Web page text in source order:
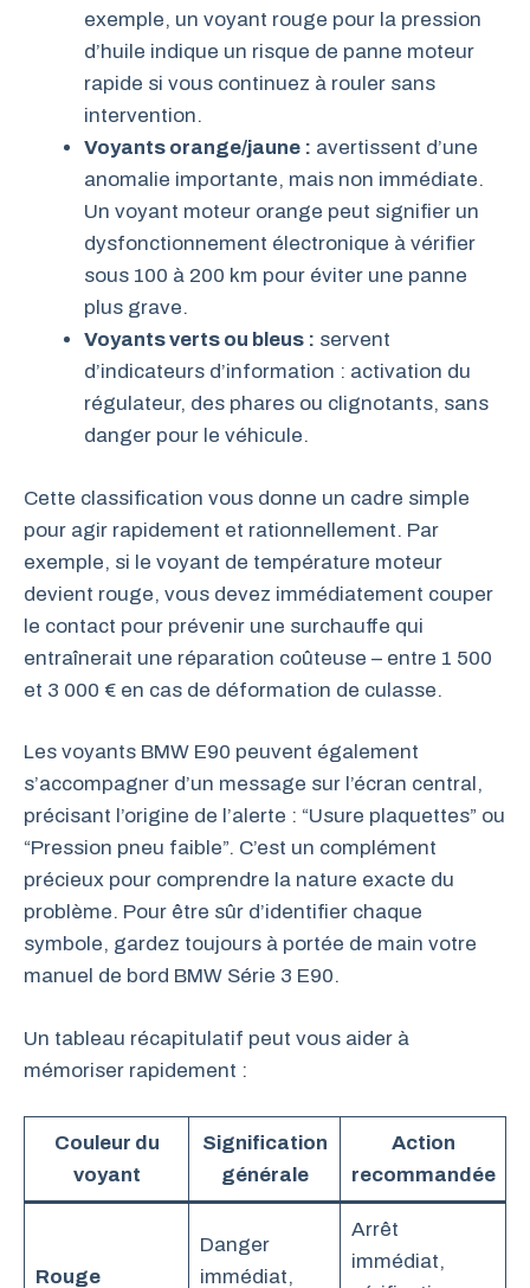
exemple, un voyant rouge pour la pression
d’huile indique un risque de panne moteur
rapide si vous continuez à rouler sans
intervention.
Voyants orange/jaune : avertissent d’une
anomalie importante, mais non immédiate.
Un voyant moteur orange peut signifier un
dysfonctionnement électronique à vérifier
sous 100 à 200 km pour éviter une panne
plus grave.
Voyants verts ou bleus : servent
d’indicateurs d’information : activation du
régulateur, des phares ou clignotants, sans
danger pour le véhicule.
Cette classification vous donne un cadre simple
pour agir rapidement et rationnellement. Par
exemple, si le voyant de température moteur
devient rouge, vous devez immédiatement couper
le contact pour prévenir une surchauffe qui
entraînerait une réparation coûteuse – entre 1 500
et 3 000 € en cas de déformation de culasse.
Les voyants BMW E90 peuvent également
s’accompagner d’un message sur l’écran central,
précisant l’origine de l’alerte : “Usure plaquettes” ou
“Pression pneu faible”. C’est un complément
précieux pour comprendre la nature exacte du
problème. Pour être sûr d’identifier chaque
symbole, gardez toujours à portée de main votre
manuel de bord BMW Série 3 E90.
Un tableau récapitulatif peut vous aider à
mémoriser rapidement :
Couleur du
voyant
Signification
générale
Action
recommandée
Rouge
Danger
immédiat,
Arrêt
immédiat,